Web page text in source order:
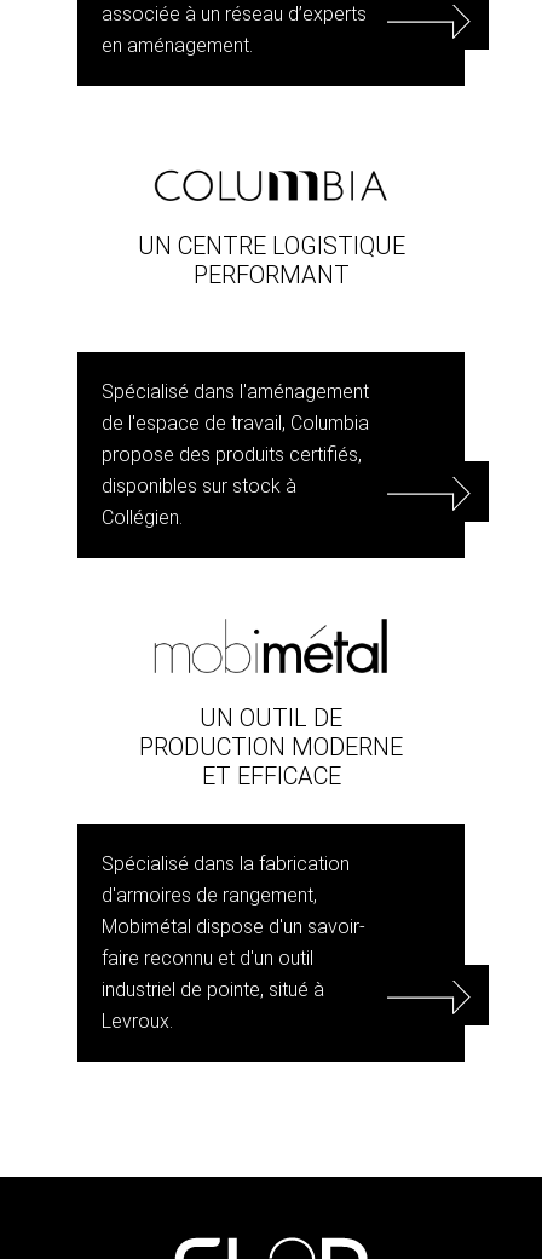
associée à un réseau d’experts
en aménagement.
UN CENTRE LOGISTIQUE
PERFORMANT
Spécialisé dans l'aménagement
de l'espace de travail, Columbia
propose des produits certifiés,
disponibles sur stock à
Collégien.
UN OUTIL DE
PRODUCTION MODERNE
ET EFFICACE
Spécialisé dans la fabrication
d'armoires de rangement,
Mobimétal dispose d'un savoir-
faire reconnu et d'un outil
industriel de pointe, situé à
Levroux.